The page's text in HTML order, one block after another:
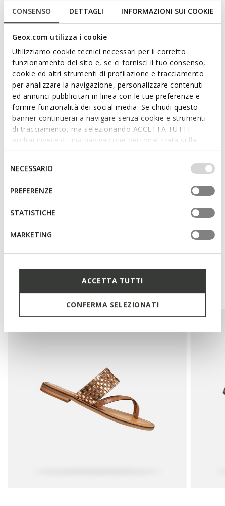
CONSENSO DETTAGLI INFORMAZIONI SUI COOKIE
Geox.com utilizza i cookie
Utilizziamo cookie tecnici necessari per il corretto
funzionamento del sito e, se ci fornisci il tuo consenso,
cookie ed altri strumenti di profilazione e tracciamento
per analizzare la navigazione, personalizzare contenuti
ed annunci pubblicitari in linea con le tue preferenze e
fornire funzionalità dei social media. Se chiudi questo
banner continuerai a navigare senza cookie e strumenti
di tracciamento, ma selezionando ACCETTA TUTTI
godrai invece di una navigazione personalizzata sulla
base dei tuoi gusti ed interessi. Selezionando
IMPOSTAZIONI potrai anche scegliere quali cookies ed
altri strumenti di tracciamento autorizzare. Per maggiori
informazioni o per modificare in qualsiasi momento le
tue impostazioni, visita la nostra
del
consenso
NECESSARIO
PREFERENZE
STATISTICHE
MARKETING
ACCETTA TUTTI
CONFERMA SELEZIONATI
Champagnerfarbton angeboten und besteht aus Material in
Maddalusia C verleiht Alltagsoutfits einen Hauch von
Glamour.
PRODUKTCODE:D65YMJ000QDCB500
Mehr anzeigen
Eigenschaften
Schnelles und einfaches Anziehen
Sohlenhöhe: 1,5 cm / 0,6"
Design ohne Verschluss, für schnelleres Anziehen
Materialien
Technologien
Das könnte Ihnen auch